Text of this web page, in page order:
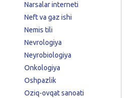
Narsalar interneti
Neft va gaz ishi
Nemis tili
Nevrologiya
Neyrobiologiya
Onkologiya
Oshpazlik
Oziq-ovqat sanoati